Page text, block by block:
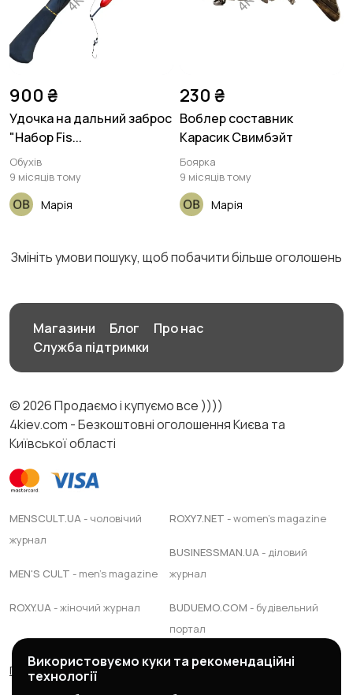
900 ₴
Удочка на дальний заброс
"Набор Fis...
Обухів
9 місяців тому
Марія
230 ₴
Воблер составник
Карасик Свимбэйт
Боярка
9 місяців тому
Марія
Змініть умови пошуку, щоб побачити більше оголошень
Магазини Блог
Про нас
Служба підтримки
© 2026 Продаємо і купуємо все ))))
4kiev.com - Безкоштовні оголошення Києва та
Київської області
MENSCULT.UA- чоловічий
журнал
MEN'S CULT - men's magazine
ROXY.UA- жіночий журнал
ROXY7.NET - women's magazine
BUSINESSMAN.UA- діловий
журнал
BUDUEMO.COM - будівельний
портал
Правила сервісу Політика конфіденційності
Використовуємо куки та рекомендаційні
технології